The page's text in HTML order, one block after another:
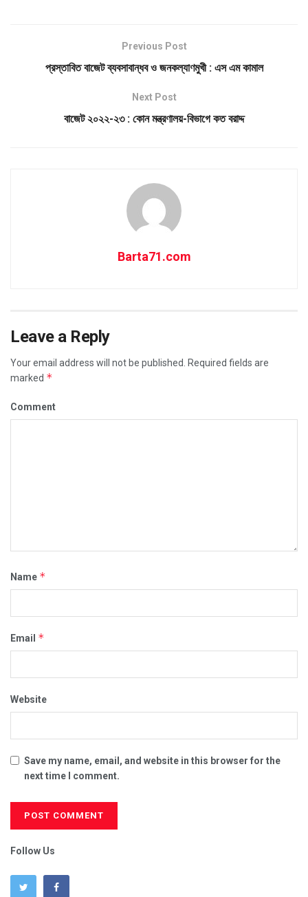
Previous Post
প্রস্তাবিত বাজেট ব্যবসাবান্ধব ও জনকল্যাণমুখী : এস এম কামাল
Next Post
বাজেট ২০২২-২৩ : কোন মন্ত্রণালয়-বিভাগে কত বরাদ্দ
Barta71.com
Leave a Reply
Your email address will not be published. Required fields are
marked *
Comment
Name *
Email *
Website
Save my name, email, and website in this browser for the
next time I comment.
Follow Us